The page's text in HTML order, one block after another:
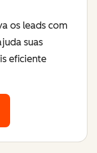
os leads com
suas
eficiente